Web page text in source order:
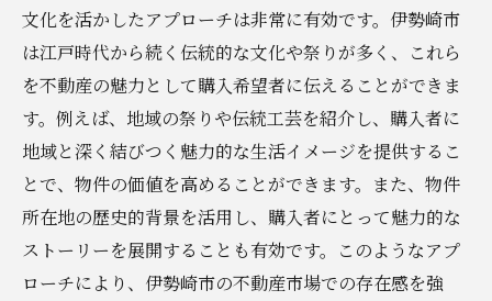
文化を活かしたアプローチは非常に有効です。伊勢崎市
は江戸時代から続く伝統的な文化や祭りが多く、これら
を不動産の魅力として購入希望者に伝えることができま
す。例えば、地域の祭りや伝統工芸を紹介し、購入者に
地域と深く結びつく魅力的な生活イメージを提供するこ
とで、物件の価値を高めることができます。また、物件
所在地の歴史的背景を活用し、購入者にとって魅力的な
ストーリーを展開することも有効です。このようなアプ
ローチにより、伊勢崎市の不動産市場での存在感を強